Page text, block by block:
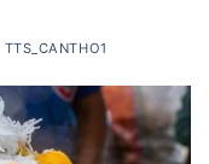
TTS_CANTHO1